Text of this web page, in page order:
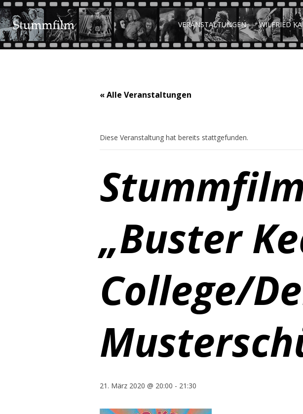
VERANSTALTUNGEN WILFRIED
« Alle Veranstaltungen
Diese Veranstaltung hat bereits stattgefunden.
„Buster
College/
21. März 2020 @ 20:00 - 21:30